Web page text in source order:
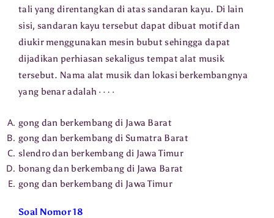
tali yang direntangkan di atas sandaran kayu. Di lain
sisi, sandaran kayu tersebut dapat dibuat motif dan
diukir menggunakan mesin bubut sehingga dapat
dijadikan perhiasan sekaligus tempat alat musik
tersebut. Nama alat musik dan lokasi berkembangnya
yang benar adalah
gong dan berkembang di Jawa Barat
gong dan berkembang di Sumatra Barat
slendro dan berkembang di Jawa Timur
bonang dan berkembang di Jawa Barat
gong dan berkembang di Jawa Timur
Soal Nomor 18